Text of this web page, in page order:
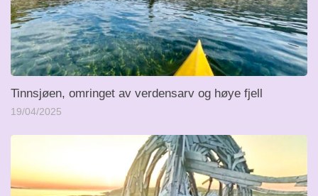
Tinnsjøen, omringet av verdensarv og høye fjell
19/04/2025